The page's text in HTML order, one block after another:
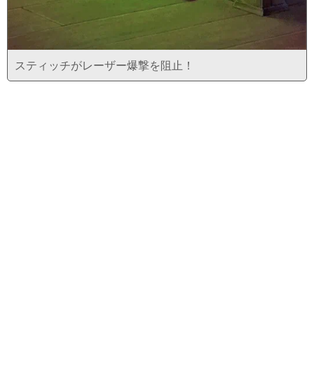
スティッチがレーザー爆撃を阻止！